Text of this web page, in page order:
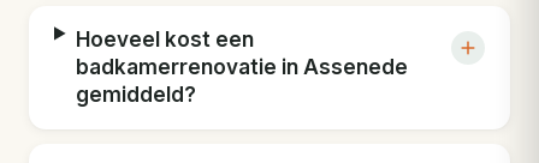
Hoeveel kost een
badkamerrenovatie in Assenede
gemiddeld?